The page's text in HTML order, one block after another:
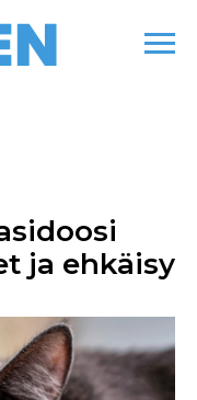
ja ehkäisy